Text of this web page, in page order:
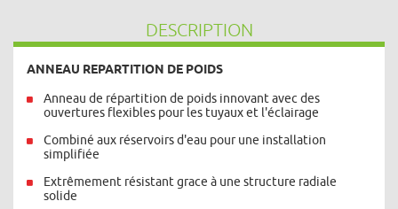
DESCRIPTION
ANNEAU REPARTITION DE POIDS
Anneau de répartition de poids innovant avec des
ouvertures flexibles pour les tuyaux et l'éclairage
Combiné aux réservoirs d'eau pour une installation
simplifiée
Extrêmement résistant grace à une structure radiale
solide